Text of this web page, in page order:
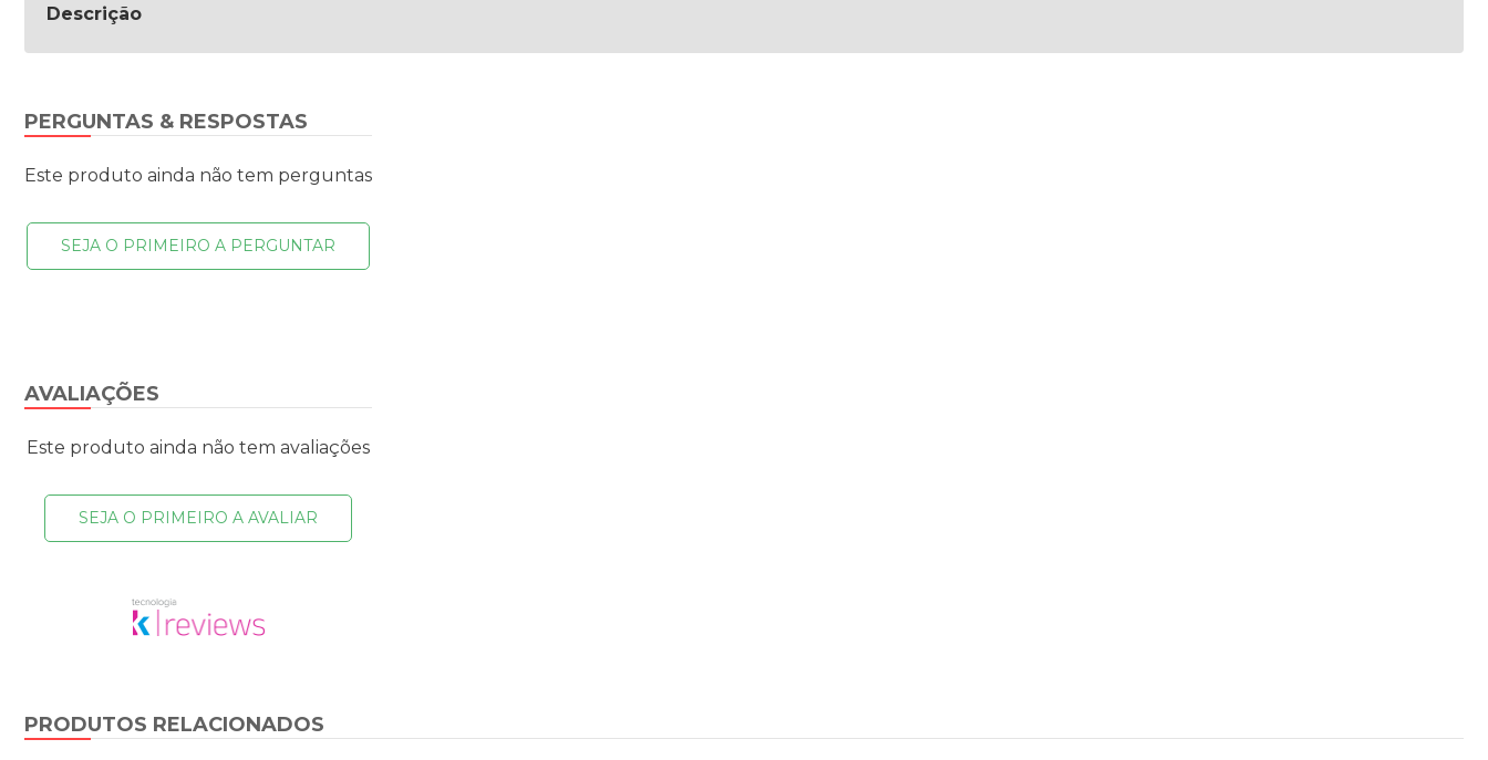
Descrição
AVALIAÇÕES
Este produto ainda não tem avaliações
SEJA O PRIMEIRO A AVALIAR
PERGUNTAS & RESPOSTAS
Este produto ainda não tem perguntas
SEJA O PRIMEIRO A PERGUNTAR
PRODUTOS RELACIONADOS